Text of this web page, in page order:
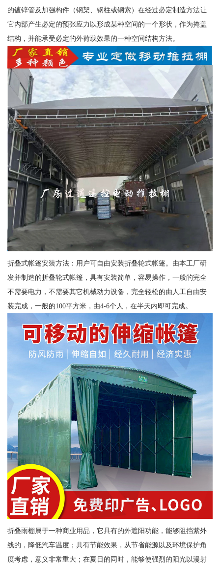
的镀锌管及加强构件（钢架、钢柱或钢索）在经过必定制造方法让
它内部产生必定的预张应力以形成某种空间的一个形状，作为掩盖
结构，并能承受必定的外荷载效果的一种空间结构方法。
折叠式帐篷安装方法：用户可自由安装折叠轮式帐篷。由本工厂研
发并制造的折叠轮式帐篷，具有安装简单，容易操作，一般的完全
不需要电力，不需要其它机械动力设备，完全轻松的由人工自由安
装完成，一般的100平方米，由4-6个人，在半天内即可完成。
折叠雨棚属于一种商业用品，它具有的外遮阳功能，能够阻挡紫外
线的，降低汽车温度；具有节能效果，从节省能源以及环境保护角
度考虑，意义非常重大；在夏日的同时，能够使强烈的阳光以漫射